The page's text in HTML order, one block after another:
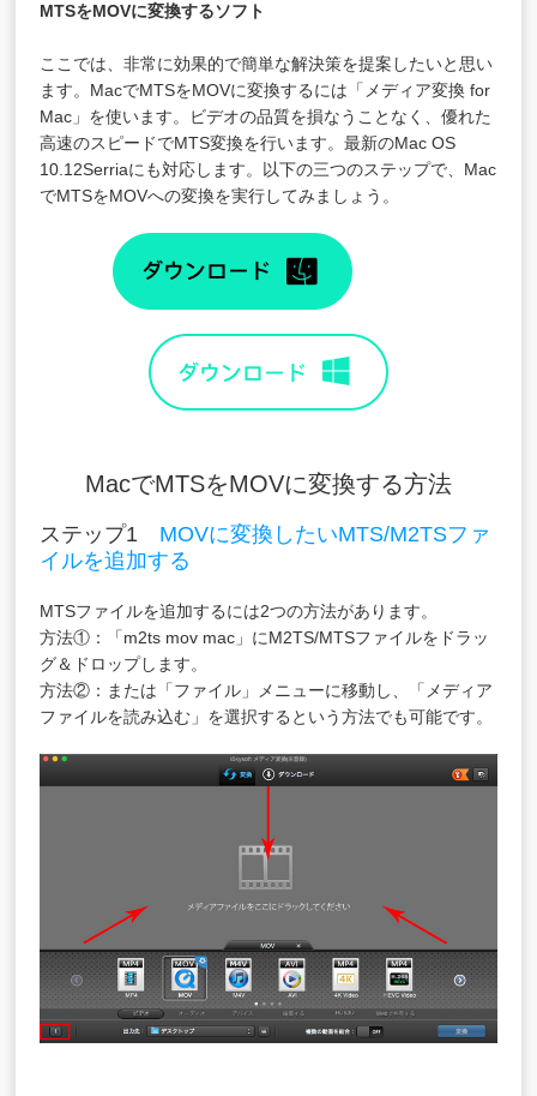
MTSをMOVに変換するソフト
ここでは、非常に効果的で簡単な解決策を提案したいと思い
ます。 MacでMTSをMOVに変換するには「メディア変換 for
Mac」を使います。ビデオの品質を損なうことなく、優れた
高速のスピードでMTS変換を行います。最新のMac OS
10.12Serriaにも対応します。以下の三つのステップで、Mac
でMTSをMOVへの変換を実行してみましょう。
MacでMTSをMOVに変換する方法
ステップ1 MOVに変換したいMTS/M2TSファ
イルを追加する
MTSファイルを追加するには2つの方法があります。
方法①：「m2ts mov mac 」にM2TS/MTSファイルをドラッ
グ＆ドロップします。
方法②：または「ファイル」メニューに移動し、「メディア
ファイルを読み込む」を選択するという方法でも可能です。